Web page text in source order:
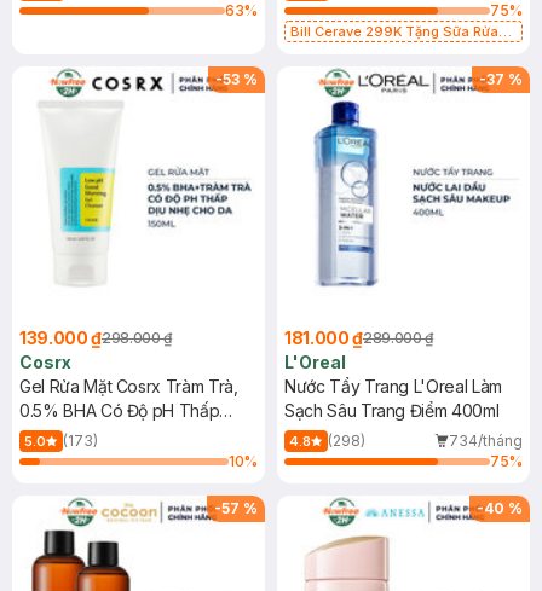
63%
75%
Bill Cerave 299K Tặng Sữa Rửa
-53 %
139.000 ₫298.000 ₫
Cosrx
Gel Rửa Mặt Cosrx Tràm Trà,
0.5% BHA Có Độ pH Thấp
150ml
5.0
(173)
10%
-37 %
181.000 ₫289.000 ₫
L'Oreal
Nước Tẩy Trang L'Oreal Làm
Sạch Sâu Trang Điểm 400ml
4.8 (298)
734/tháng
75%
-57 % -40 %